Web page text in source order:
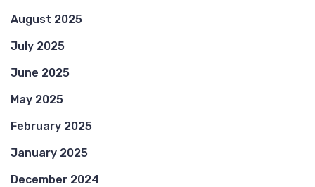
August 2025
July 2025
June 2025
May 2025
February 2025
January 2025
December 2024